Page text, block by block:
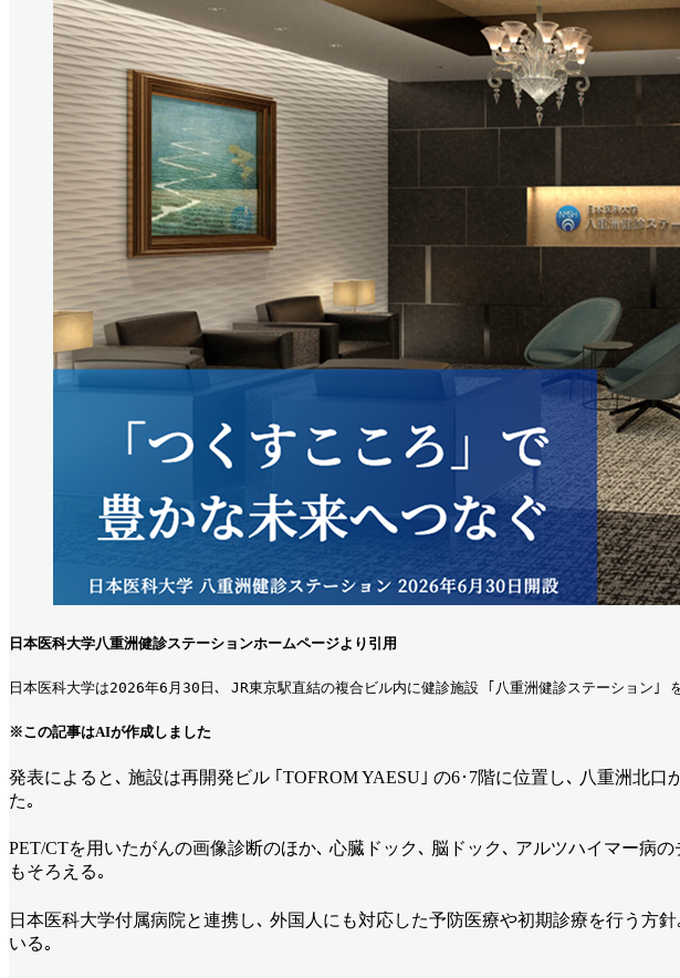
日本医科大学八重洲健診ステーションホームページより引用
日本医科大学は2026年6月30日､ JR東京駅直結の複合ビル内に健診施設 ｢八重洲健診ステーション｣
※この記事はAIが作成しました
発表によると､ 施設は再開発ビル ｢TOFROM YAESU｣ の6･7階に位置し､ 八重洲北
た｡
PET/CTを用いたがんの画像診断のほか､ 心臓ドック､ 脳ドック､ アルツハイマー病
もそろえる｡
日本医科大学付属病院と連携し､ 外国人にも対応した予防医療や初期診療を行う方針
いる｡